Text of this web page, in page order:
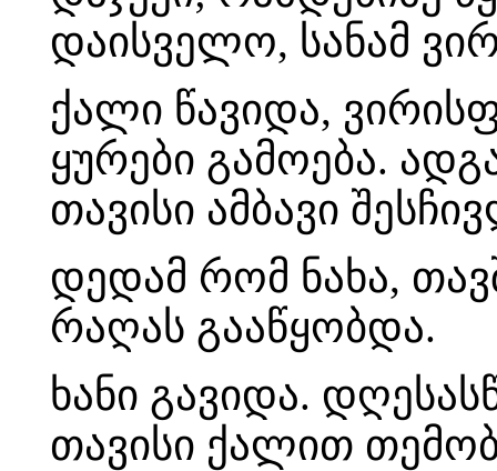
დაისველო, სანამ
ქალი წავიდა,
ყურები გამოება.
თავისი ამბავი
დედამ რომ ნახა,
რაღას გააწყობდა.
ხანი გავიდა.
თავისი ქალით